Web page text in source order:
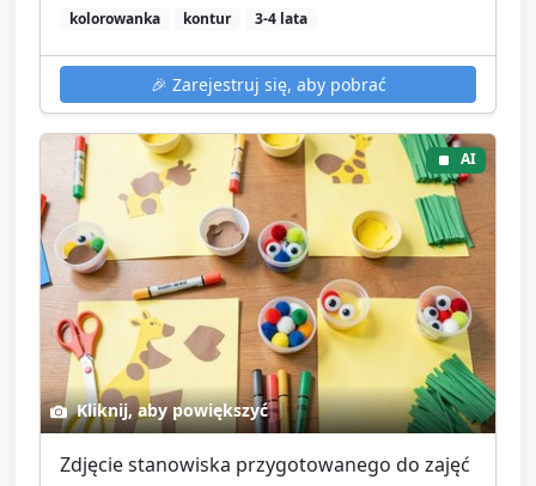
kolorowanka
kontur 3-4 lata
🎉 Zarejestruj się, aby pobrać
AI
Kliknij, aby powiększyć
Zdjęcie stanowiska przygotowanego do zajęć